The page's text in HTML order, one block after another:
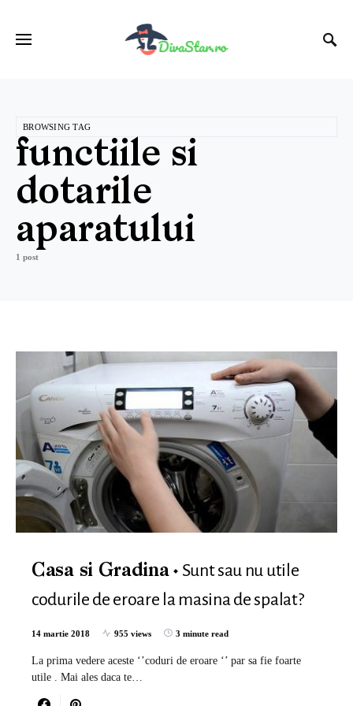
BROWSING TAG
functiile si
dotarile
aparatului
1 post
Casa si Gradina
Sunt sau nu utile
codurile de eroare la masina de spalat?
14 martie 2018 955 views 3 minute read
La prima vedere aceste ‘’coduri de eroare ‘’ par sa fie foarte
utile . Mai ales daca te…